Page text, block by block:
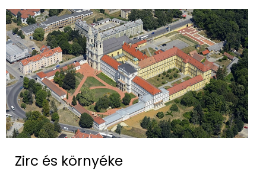
Zirc és környéke